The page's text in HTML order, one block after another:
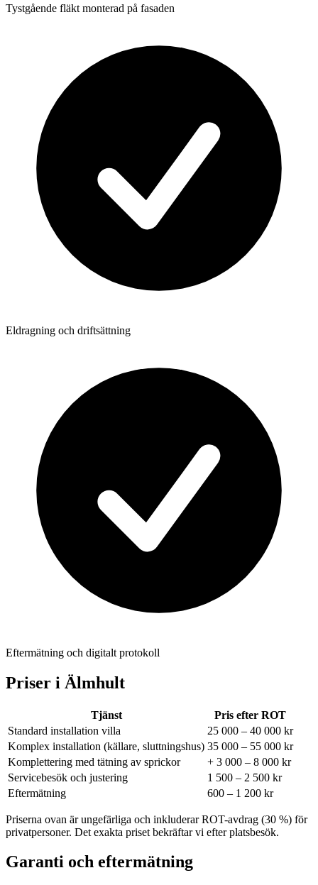
Tystgående fläkt monterad på fasaden
Eldragning och driftsättning
Eftermätning och digitalt protokoll
Priser i Älmhult
Tjänst
Pris efter ROT
Standard installation villa
25 000 – 40 000 kr
Komplex installation (källare, sluttningshus) 35 000 – 55 000 kr
Komplettering med tätning av sprickor
+ 3 000 – 8 000 kr
Servicebesök och justering
1 500 – 2 500 kr
Eftermätning
600 – 1 200 kr
Priserna ovan är ungefärliga och inkluderar ROT-avdrag (30 %) för
privatpersoner. Det exakta priset bekräftar vi efter platsbesök.
Garanti och eftermätning